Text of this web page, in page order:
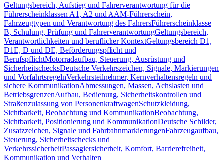
Geltungsbereich, Aufstieg und Fahrerverantwortung für die
Führerscheinklassen A1, A2 und AAM-Führerschein,
Fahrzeugtypen und Verantwortung des FahrersFührerscheinklasse
B, Schulung, Prüfung und FahrerverantwortungGeltungsbereich,
Verantwortlichkeiten und beruflicher KontextGeltungsbereich D1,
D1E, D und DE, Beförderungspflicht und
BerufspflichtMotorradaufbau, Steuerung, Ausrüstung und
SicherheitschecksDeutsche Verkehrszeichen, Signale, Markierungen
und VorfahrtsregelnVerkehrsteilnehmer, Kernverhaltensregeln und
sichere KommunikationAbmessungen, Massen, Achslasten und
BetriebsgrenzenAufbau, Bedienung, Sicherheitskontrollen und
Straßenzulassung von PersonenkraftwagenSchutzkleidung,
Sichtbarkeit, Beobachtung und KommunikationBeobachtung,
Sichtbarkeit, Positionierung und KommunikationDeutsche Schilder,
Zusatzzeichen, Signale und FahrbahnmarkierungenFahrzeugaufbau,
Steuerung, Sicherheitschecks und
VerkehrssicherheitPassagiersicherheit, Komfort, Barrierefreiheit,
Kommunikation und Verhalten